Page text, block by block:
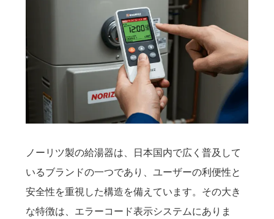
ノーリツ製の給湯器は、日本国内で広く普及して
いるブランドの一つであり、ユーザーの利便性と
安全性を重視した構造を備えています。その大き
な特徴は、エラーコード表示システムにありま